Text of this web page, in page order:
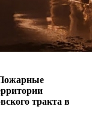
тракта в